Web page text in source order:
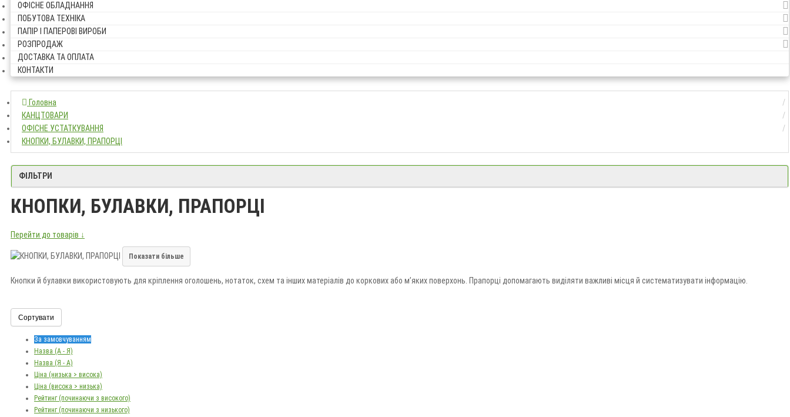
ОФІСНЕ ОБЛАДНАННЯ
ПОБУТОВА ТЕХНІКА
ПАПІР І ПАПЕРОВІ ВИРОБИ
РОЗПРОДАЖ
ДОСТАВКА ТА ОПЛАТА
КОНТАКТИ
Головна
КАНЦТОВАРИ
ОФІСНЕ УСТАТКУВАННЯ
КНОПКИ, БУЛАВКИ, ПРАПОРЦІ
ФІЛЬТРИ
КНОПКИ, БУЛАВКИ, ПРАПОРЦІ
Перейти до товарів ↓
Показати більше
Кнопки й булавки використовують для кріплення оголошень, нотаток, схем та інших матеріалів до коркових або м’яких поверхонь. Прапорці допомагають виділяти важливі місця й систематизувати інформацію.
Під час вибору враховуйте форму, довжину вістря, колір і кількість в упаковці. Замовити кнопки, булавки та прапорці можна в «Долина Мрій» з доставкою по Україні.
Сортувати
За замовчуванням
Назва (А - Я)
Назва (Я - А)
Ціна (низька > висока)
Ціна (висока > низька)
Рейтинг (починаючи з високого)
Рейтинг (починаючи з низького)